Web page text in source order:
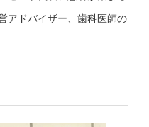
アドバイザー、歯科医師の